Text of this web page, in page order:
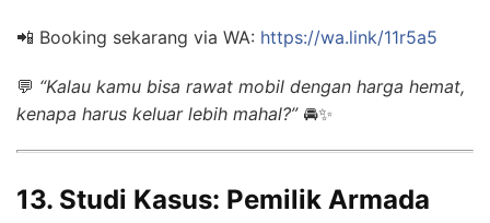
📲 Booking sekarang via WA: https://wa.link/11r5a5
💬 “Kalau kamu bisa rawat mobil dengan harga hemat,
kenapa harus keluar lebih mahal?”🚘✨
13. Studi Kasus: Pemilik Armada